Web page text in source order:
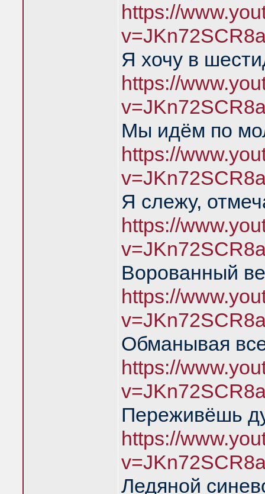
https://
Я хочу в
https://
Мы идём по
https://
Я слежу,
https://
Ворованный
https://
Обманывая
https://
Переживёшь
https://
Ледяной